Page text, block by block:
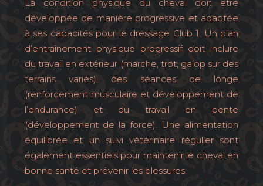
La condition physique du cheval doit être
développée de manière progressive et adaptée
à ses capacités pour le dressage Club 1. Un plan
d’entraînement physique progressif doit inclure
du travail en extérieur (marche, trot, galop sur des
terrains variés), des séances de longe
(renforcement musculaire et développement de
l’endurance) et du travail en pente
(développement de la force). Une alimentation
équilibrée et un suivi vétérinaire régulier sont
également essentiels pour maintenir le cheval en
bonne santé et prévenir les blessures.